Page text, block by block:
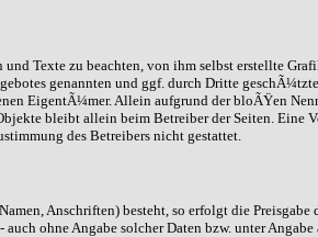
Texte zu beachten, von ihm selbst erstellte
genannten und ggf. durch Dritte
EigentÃ¼mer. Allein aufgrund der bloÃŸen
bleibt allein beim Betreiber der Seiten. Eine
des Betreibers nicht gestattet.
Anschriften) besteht, so erfolgt die
ohne Angabe solcher Daten bzw. unter